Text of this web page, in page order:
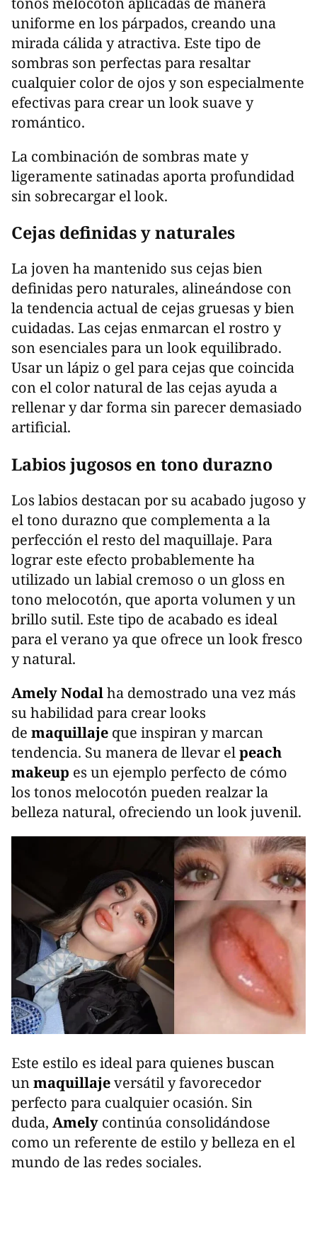
uniforme en los párpados, creando una
mirada cálida y atractiva. Este tipo de
sombras son perfectas para resaltar
cualquier color de ojos y son especialmente
efectivas para crear un look suave y
romántico.
La combinación de sombras mate y
ligeramente satinadas aporta profundidad
sin sobrecargar el look.
Cejas definidas y naturales
La joven ha mantenido sus cejas bien
definidas pero naturales, alineándose con
la tendencia actual de cejas gruesas y bien
cuidadas. Las cejas enmarcan el rostro y
son esenciales para un look equilibrado.
Usar un lápiz o gel para cejas que coincida
con el color natural de las cejas ayuda a
rellenar y dar forma sin parecer demasiado
artificial.
Labios jugosos en tono durazno
Los labios destacan por su acabado jugoso y
el tono durazno que complementa a la
perfección el resto del maquillaje. Para
lograr este efecto probablemente ha
utilizado un labial cremoso o un gloss en
tono melocotón, que aporta volumen y un
brillo sutil. Este tipo de acabado es ideal
para el verano ya que ofrece un look fresco
y natural.
Amely Nodalha demostrado una vez más
su habilidad para crear looks
de maquillaje que inspiran y marcan
tendencia. Su manera de llevar elpeach
makeup es un ejemplo perfecto de cómo
los tonos melocotón pueden realzar la
belleza natural, ofreciendo un look juvenil.
Este estilo es ideal para quienes buscan
unmaquillajeversátil y favorecedor
perfecto para cualquier ocasión. Sin
duda, Amely continúa consolidándose
como un referente de estilo y belleza en el
mundo de las redes sociales.